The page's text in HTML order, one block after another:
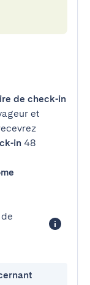
de check-in
et
in 48